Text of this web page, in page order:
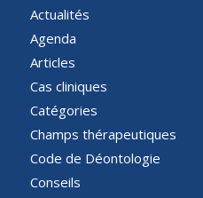
Actualités
Agenda
Articles
Cas cliniques
Catégories
Champs thérapeutiques
Code de Déontologie
Conseils